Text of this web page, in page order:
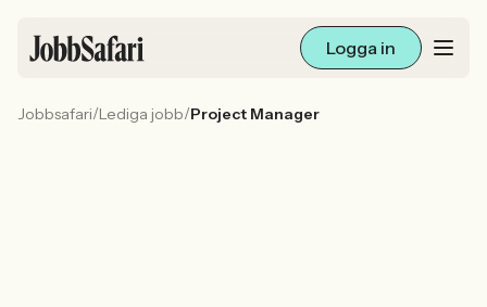
Logga in
Jobbsafari/Lediga jobb/Project Manager